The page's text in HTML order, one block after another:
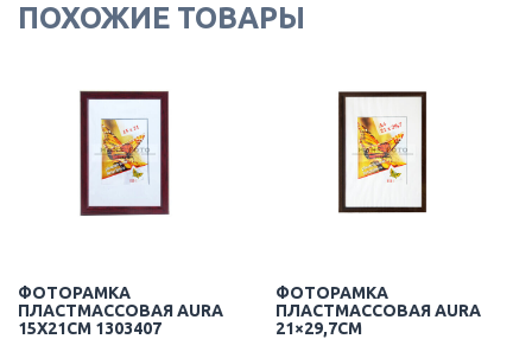
ПОХОЖИЕ ТОВАРЫ
ФОТОРАМКА
ПЛАСТМАССОВАЯ AURA
15X21CM 1303407
ФОТОРАМКА
ПЛАСТМАССОВАЯ AURA
21×29,7CM